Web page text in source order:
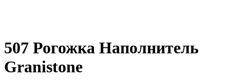
507 Рогожка Наполнитель
Granistone